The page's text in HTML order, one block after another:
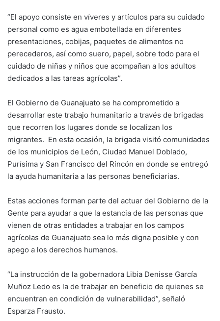
“El apoyo consiste en víveres y artículos para su cuidado
personal como es agua embotellada en diferentes
presentaciones, cobijas, paquetes de alimentos no
perecederos, así como suero, papel, sobre todo para el
cuidado de niñas y niños que acompañan a los adultos
dedicados a las tareas agrícolas”.
El Gobierno de Guanajuato se ha comprometido a
desarrollar este trabajo humanitario a través de brigadas
que recorren los lugares donde se localizan los
migrantes. En esta ocasión, la brigada visitó comunidades
de los municipios de León, Ciudad Manuel Doblado,
Purísima y San Francisco del Rincón en donde se entregó
la ayuda humanitaria a las personas beneficiarias.
Estas acciones forman parte del actuar del Gobierno de la
Gente para ayudar a que la estancia de las personas que
vienen de otras entidades a trabajar en los campos
agrícolas de Guanajuato sea lo más digna posible y con
apego a los derechos humanos.
“La instrucción de la gobernadora Libia Denisse García
Muñoz Ledo es la de trabajar en beneficio de quienes se
encuentran en condición de vulnerabilidad”, señaló
Esparza Frausto.